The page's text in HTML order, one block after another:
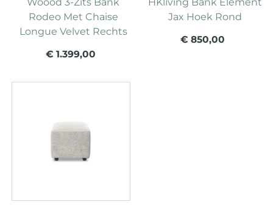
Rodeo Met Chaise
Longue Velvet Rechts
€ 1.399,00
Jax Hoek Rond
€ 850,00